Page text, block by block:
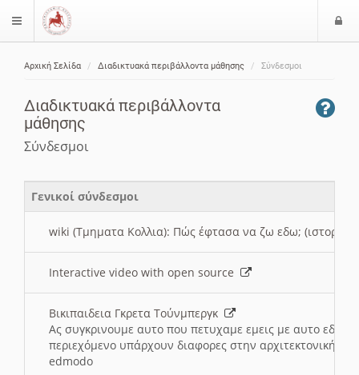
$langMenu
Αρχική Σελίδα Διαδικτυακά περιβάλλοντα μάθησης Σύνδεσμοι
Διαδικτυακά περιβάλλοντα
μάθησης
Σύνδεσμοι
Γενικοί σύνδεσμοι
wiki (Τμηματα Κολλια): Πώς έφτασα να ζω εδω; (ιστορια)
Interactive video with open source
Βικιπαιδεια Γκρετα Τούνμπεργκ
Ας συγκρινουμε αυτο που πετυχαμε εμεις με αυτο εδω
περιεχόμενο υπάρχουν διαφορες στην αρχιτεκτονική
edmodo